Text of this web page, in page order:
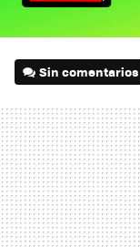
Sin comentarios